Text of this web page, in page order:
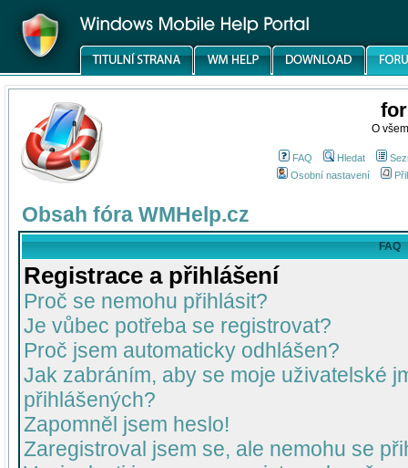
O
FAQ Hledat
Osobní nastavení
Obsah fóra WMHelp.cz
FAQ
Registrace a přihlášení
Proč se nemohu přihlásit?
Je vůbec potřeba se registrovat?
Proč jsem automaticky odhlášen?
Jak zabráním, aby se moje uživatelské
přihlášených?
Zapomněl jsem heslo!
Zaregistroval jsem se, ale nemohu se